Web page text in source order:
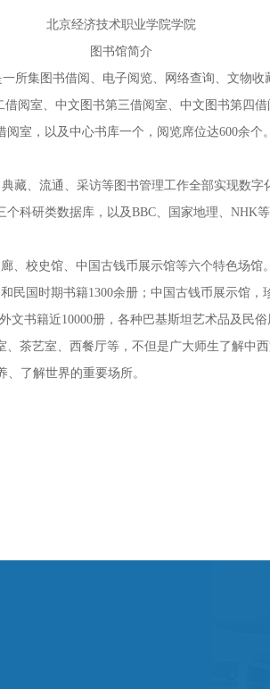
北京经济技术职业学院学院
图书馆简介
所集图书借阅、电子阅览、网络查询、文物
阅室、中文图书第三借阅室、中文图书第四
室，以及中心书库一个，阅览席位达600余
藏、流通、采访等图书管理工作全部实现数
科研类数据库，以及BBC、国家地理、NHK
、校史馆、中国古钱币展示馆等六个特色场
国时期书籍1300余册；中国古钱币展示馆
书籍近10000册，各种巴基斯坦艺术品及民
茶艺室、西餐厅等，不但是广大师生了解中
了解世界的重要场所。